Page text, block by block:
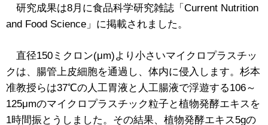
研究成果は8月に食品科学研究雑誌「Current Nutrition
and Food Science」に掲載されました。
直径150ミクロン(μm)より小さいマイクロプラスチッ
クは、腸管上皮細胞を通過し、体内に侵入します。杉本
准教授らは37℃の人工胃液と人工腸液で浮遊する106～
125μmのマイクロプラスチック粒子と植物発酵エキスを
1時間振とうしました。その結果、植物発酵エキス5gの